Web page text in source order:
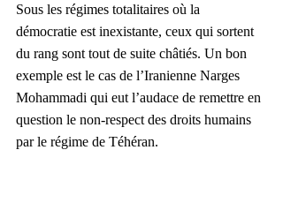
Sous les régimes totalitaires où la
démocratie est inexistante, ceux qui sortent
du rang sont tout de suite châtiés. Un bon
exemple est le cas de l’Iranienne Narges
Mohammadi qui eut l’audace de remettre en
question le non-respect des droits humains
par le régime de Téhéran.